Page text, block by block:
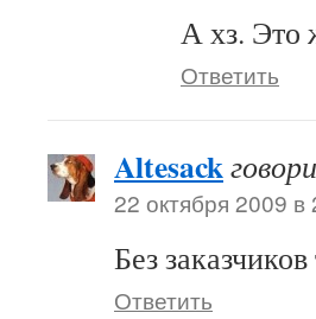
А хз. Это
Ответить
Altesack
22 октября 2009 в
Без
Ответить